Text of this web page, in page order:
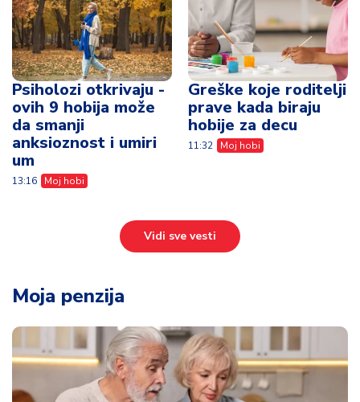
Psiholozi otkrivaju -
ovih 9 hobija može
da smanji
anksioznost i umiri
um
13:16 Moj hobi
Greške koje roditelji
prave kada biraju
hobije za decu
11:32 Moj hobi
Vidi sve vesti
Moja penzija